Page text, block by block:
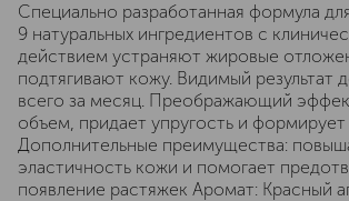
Специально разработанная формула
9 натуральных ингредиентов с
действием устраняют жировые
подтягивают кожу. Видимый результат
всего за месяц. Преображающий
объем, придает упругость и формирует
Дополнительные преимущества:
эластичность кожи и помогает
появление растяжек Аромат: Красный